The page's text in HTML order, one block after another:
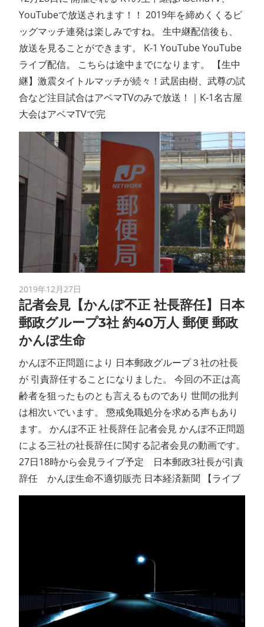
YouTubeで放送されます！！ 2019年を締めくくるビ
ッグマッチ連発は楽しみですね。 生中継配信後も、
放送を見ることができます。 K-1 YouTube YouTube
ライブ配信。 こちらは途中までになります。 【生中
継】激震タイトルマッチが続々！武居由樹、武尊の試
合など注目試合はアベマTVのみで放送！｜K-1名古屋
大会はアベマTVで完
2019年12月27日
記者会見【かんぽ不正 社長辞任】日本
郵政グループ3社 約40万人 郵便 郵政
かんぽ生命
かんぽ不正問題により 日本郵政グループ３社の社長
が 引責辞任することになりました。 今回の不正は高
齢者を狙ったものとも言えるものであり 世間の批判
は相次いでいます。 懲戒免職処分を求める声もあり
ます。 かんぽ不正 社長辞任 記者会見 かんぽ不正問題
による三社の社長辞任に関する記者会見の動画です。
27日18時から会見ライブ予定 日本郵政3社長が引責
辞任 かんぽ生命不適切販売 日本経済新聞 【ライブ